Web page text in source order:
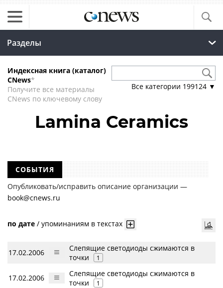
Разделы
Индексная книга (каталог)
CNews*
Получите все материалы
CNews по ключевому слову
Все категории 199124 ▼
Lamina Ceramics
СОБЫТИЯ
Опубликовать/исправить описание организации —
book@cnews.ru
по дате / упоминаниям в текстах
17.02.2006
Слепящие светодиоды сжимаются в
точки
1
17.02.2006
Слепящие светодиоды сжимаются в
точки
1